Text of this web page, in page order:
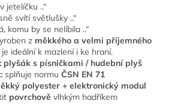
jetelíčku ..“
svítí světlušky ..“
komu by se nelíbila ..“
z měkkého a velmi příjemného
ideální k mazlení i ke hraní.
plyšák s písničkami / hudební plyš
splňuje normu ČSN EN 71
polyester + elektronický modul
povrchově vlhkým hadříkem